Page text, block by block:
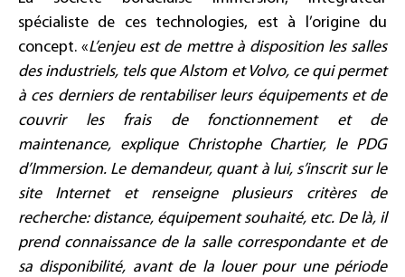
spécialiste de ces technologies, est à l’origine du
concept. «L’enjeu est de mettre à disposition les salles
des industriels, tels que Alstom et Volvo, ce qui permet
à ces derniers de rentabiliser leurs équipements et de
couvrir les frais de fonctionnement et de
maintenance, explique Christophe Chartier, le PDG
d’Immersion. Le demandeur, quant à lui, s’inscrit sur le
site Internet et renseigne plusieurs critères de
recherche: distance, équipement souhaité, etc. De là, il
prend connaissance de la salle correspondante et de
sa disponibilité, avant de la louer pour une période